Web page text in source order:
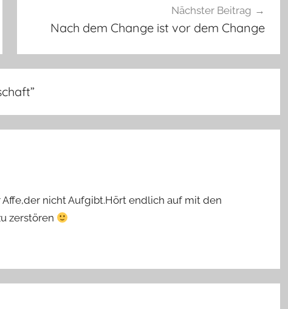
Nächster Beitrag
Nach dem Change ist vor dem Change
”
nicht Aufgibt.Hört endlich auf mit den
zerstören